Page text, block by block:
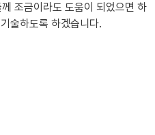
조금이라도 도움이 되었으면 하
술하도록 하겠습니다.